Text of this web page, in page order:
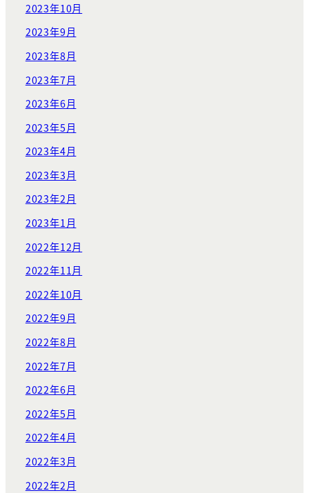
2023年10月
2023年9月
2023年8月
2023年7月
2023年6月
2023年5月
2023年4月
2023年3月
2023年2月
2023年1月
2022年12月
2022年11月
2022年10月
2022年9月
2022年8月
2022年7月
2022年6月
2022年5月
2022年4月
2022年3月
2022年2月